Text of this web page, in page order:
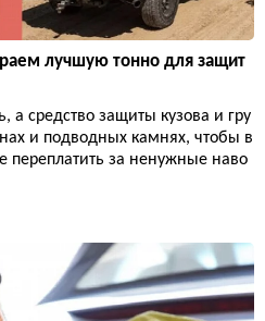
лучшую тонно для защит
средство защиты кузова и гру
и подводных камнях, чтобы в
переплатить за ненужные наво